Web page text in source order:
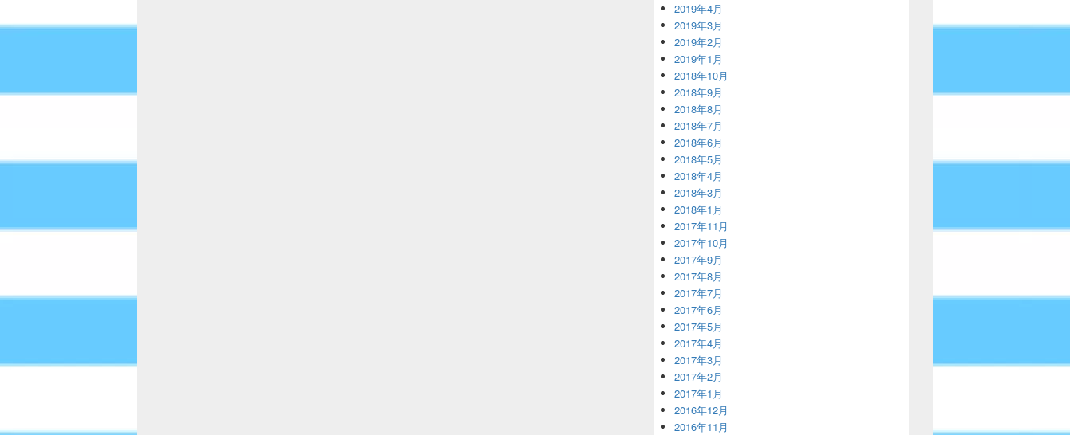
2019年4月
2019年3月
2019年2月
2019年1月
2018年10月
2018年9月
2018年8月
2018年7月
2018年6月
2018年5月
2018年4月
2018年3月
2018年1月
2017年11月
2017年10月
2017年9月
2017年8月
2017年7月
2017年6月
2017年5月
2017年4月
2017年3月
2017年2月
2017年1月
2016年12月
2016年11月